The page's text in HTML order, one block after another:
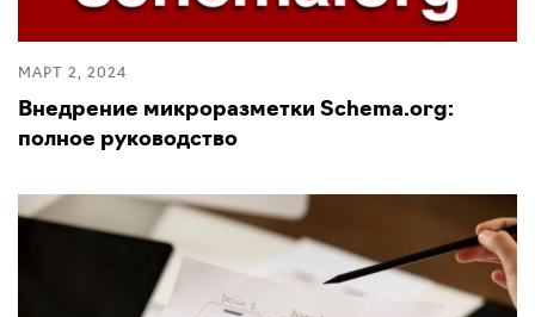
МАРТ 2, 2024
Внедрение микроразметки Schema.org:
полное руководство